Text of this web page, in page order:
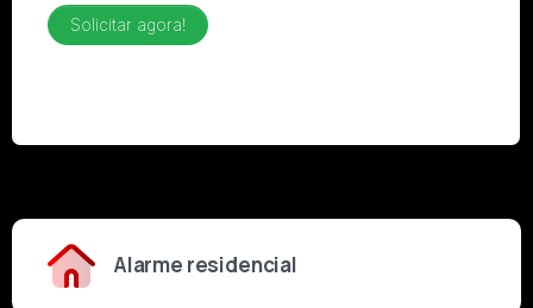
Alarme residencial